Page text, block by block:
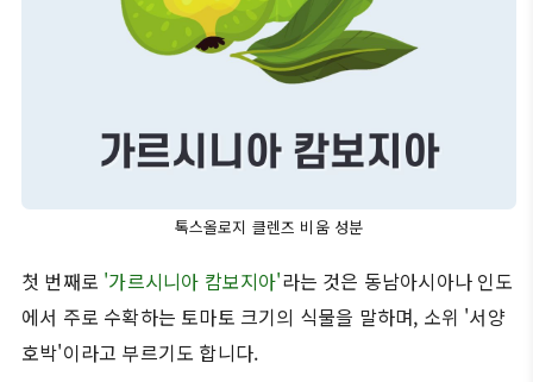
톡스올로지 클렌즈 비움 성분
첫 번째로 '가르시니아 캄보지아'라는 것은 동남아시아나 인도
에서 주로 수확하는 토마토 크기의 식물을 말하며, 소위 '서양
호박'이라고 부르기도 합니다.